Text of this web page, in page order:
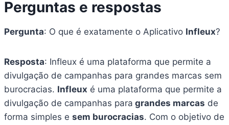
Perguntas e respostas
Pergunta: O que é exatamente o Aplicativo Infleux?
Resposta: Infleux é uma plataforma que permite a
divulgação de campanhas para grandes marcas sem
burocracias. Infleux é uma plataforma que permite a
divulgação de campanhas para grandes marcas de
forma simples e sem burocracias. Com o objetivo de